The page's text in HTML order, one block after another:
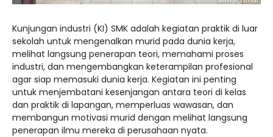
Kunjungan industri (KI) SMK adalah kegiatan praktik di luar
sekolah untuk mengenalkan murid pada dunia kerja,
melihat langsung penerapan teori, memahami proses
industri, dan mengembangkan keterampilan profesional
agar siap memasuki dunia kerja. Kegiatan ini penting
untuk menjembatani kesenjangan antara teori di kelas
dan praktik di lapangan, memperluas wawasan, dan
membangun motivasi murid dengan melihat langsung
penerapan ilmu mereka di perusahaan nyata.